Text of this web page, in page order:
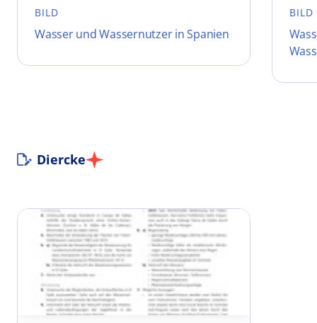
BILD
Wasser und Wassernutzer in Spanien
BILD
Diercke